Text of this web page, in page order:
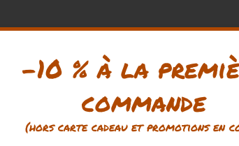
-10 % à la
commande
(hors carte cadeau et promotions en